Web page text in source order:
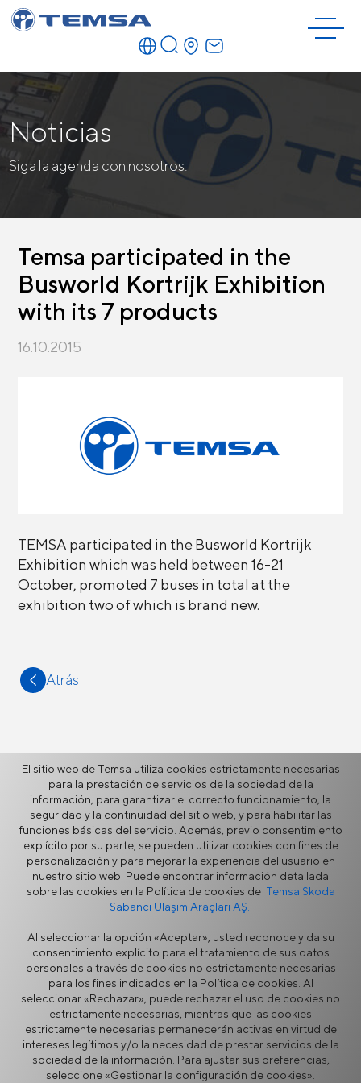
Noticias
Siga la agenda con nosotros.
Temsa participated in the
Busworld Kortrijk Exhibition
with its 7 products
16.10.2015
TEMSA participated in the Busworld Kortrijk
Exhibition which was held between 16-21
October, promoted 7 buses in total at the
exhibition two of which is brand new.
Atrás
Más
Noticias
Vídeos
Galería
Testimonios
Aviso Legal
Privacidad
Política de Cookies
Portal de proveedores
El sitio web de Temsa utiliza cookies estrictamente necesarias
para la prestación de servicios de la sociedad de la
información, para garantizar el correcto funcionamiento, la
seguridad y la continuidad del sitio web, y para habilitar las
funciones básicas del servicio. Además, previo consentimiento
explícito por su parte, se pueden utilizar cookies con fines de
personalización y para mejorar la experiencia del usuario en
nuestro sitio web. Puede encontrar información detallada
sobre las cookies en la Política de cookies de Temsa Skoda
Sabancı Ulaşım Araçları AŞ.
Al seleccionar la opción «Aceptar», usted reconoce y da su
consentimiento explícito para el tratamiento de sus datos
personales a través de cookies no estrictamente necesarias
para los fines indicados en la Política de cookies. Al
seleccionar «Rechazar», puede rechazar el uso de cookies no
estrictamente necesarias, mientras que las cookies
estrictamente necesarias permanecerán activas en virtud de
intereses legítimos y/o la necesidad de prestar servicios de la
sociedad de la información. Para ajustar sus preferencias,
seleccione «Gestionar la configuración de cookies».